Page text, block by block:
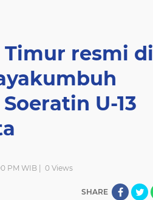
resmi di
U-13
PM WIB | 0Views
SHARE